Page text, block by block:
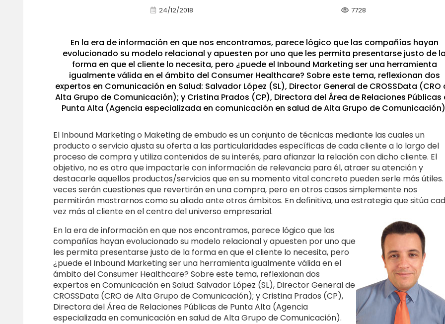
24/12/2018 visibility 7728
En la era de información en que nos encontramos, parece lógico que las compañías hayan
evolucionado su modelo relacional y apuesten por uno que les permita presentarse justo de la
forma en que el cliente lo necesita, pero ¿puede el Inbound Marketing ser una herramienta
igualmente válida en el ámbito del Consumer Healthcare? Sobre este tema, reflexionan dos
expertos en Comunicación en Salud: Salvador López (SL), Director General de CROSSData (CRO
Alta Grupo de Comunicación); y Cristina Prados (CP), Directora del Área de Relaciones Públicas
Punta Alta (Agencia especializada en comunicación en salud de Alta Grupo de
El Inbound Marketing o Maketing de embudo es un conjunto de técnicas mediante las cuales un
producto o servicio ajusta su oferta a las particularidades específicas de cada cliente a lo largo del
proceso de compra y utiliza contenidos de su interés, para afianzar la relación con dicho cliente. El
objetivo, no es otro que impactarle con información de relevancia para él, atraer su atención y
destacarle aquellos productos/servicios que en su momento vital concreto pueden serle más útiles.
veces serán cuestiones que revertirán en una compra, pero en otros casos simplemente nos
permitirán mostrarnos como su aliado ante otros ámbitos. En definitiva, una estrategia que sitúa
vez más al cliente en el centro del universo empresarial.
En la era de información en que nos encontramos, parece lógico que las
compañías hayan evolucionado su modelo relacional y apuesten por uno que
les permita presentarse justo de la forma en que el cliente lo necesita, pero
¿puede el Inbound Marketing ser una herramienta igualmente válida en el
ámbito del Consumer Healthcare? Sobre este tema, reflexionan dos
expertos en Comunicación en Salud: Salvador López (SL), Director General de
CROSSData (CRO de Alta Grupo de Comunicación); y Cristina Prados (CP),
Directora del Área de Relaciones Públicas de Punta Alta (Agencia
especializada en comunicación en salud de Alta Grupo de Comunicación).